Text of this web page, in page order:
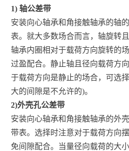
1) 轴公差带
安装向心轴承和角接触轴承的轴
表。就大多数场合而言，轴旋转
轴承内圈相对于载荷方向旋转的
过盈配合。静止轴且径向载荷方
于载荷方向是静止的场合，可选
大的间隙是不允许的)。
2)外壳孔公差带
安装向心轴承和角接触轴承的外
带表。选择时注意对于载荷方向
免间隙配合。当量径向载荷的大